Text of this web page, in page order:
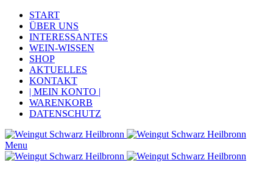
START
ÜBER UNS
INTERESSANTES
WEIN-WISSEN
SHOP
AKTUELLES
KONTAKT
| MEIN KONTO |
WARENKORB
DATENSCHUTZ
Menu